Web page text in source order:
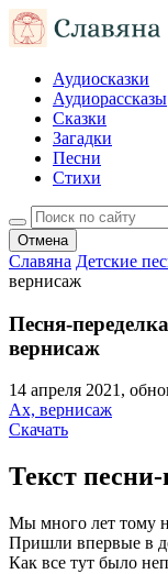
Аудиосказки
Аудиорассказы
Сказки
Загадки
Песни
Стихи
Отмена
Славяна Детские
вернисаж
Песня-
вернисаж
14 апреля 2021,
Ах, вернисаж
Скачать
Текст
Мы много лет тому
Пришли впервые в
Как все тут было